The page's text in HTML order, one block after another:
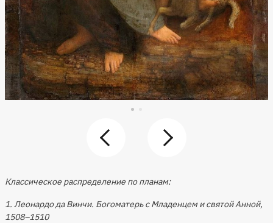
Классическое распределение по планам:
1. Леонардо да Винчи. Богоматерь с Младенцем и святой Анной,
1508–1510